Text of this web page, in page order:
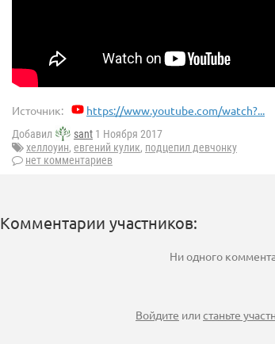
Источник: https://www.youtube.com/watch?...
Добавил sant 1 Ноября 2017
хеллоуин, евгений кулик, подцепил девчонку
нет комментариев
Комментарии участников:
Ни одного
Войдите илистаньте